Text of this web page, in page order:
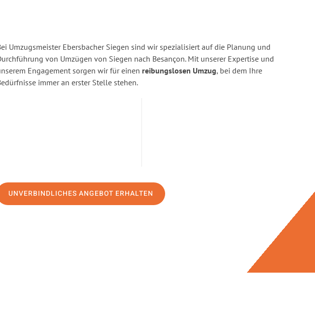
Umzugsmeister Ebersbacher Siegen sind wir spezialisiert auf die Planung und
von Umzügen von Siegen nach Besançon. Mit unserer Expertise und
Engagement sorgen wir für einen reibungslosen Umzug, bei dem Ihre
immer an erster Stelle stehen.
UNVERBINDLICHES ANGEBOT ERHALTEN